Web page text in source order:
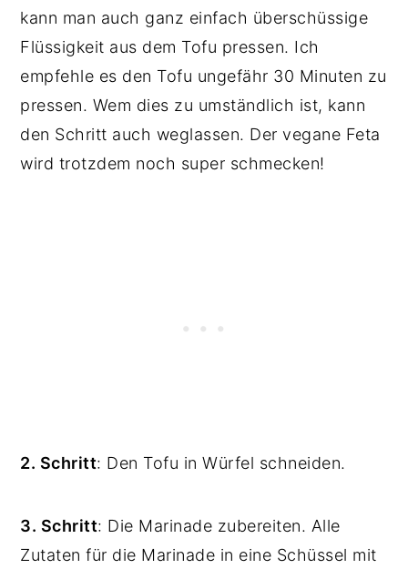
kann man auch ganz einfach überschüssige
Flüssigkeit aus dem Tofu pressen. Ich
empfehle es den Tofu ungefähr 30 Minuten zu
pressen. Wem dies zu umständlich ist, kann
den Schritt auch weglassen. Der vegane Feta
wird trotzdem noch super schmecken!
2. Schritt: Den Tofu in Würfel schneiden.
3. Schritt: Die Marinade zubereiten. Alle
Zutaten für die Marinade in eine Schüssel mit